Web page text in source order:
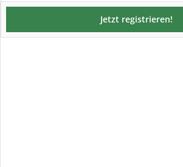
Jetzt registrieren!